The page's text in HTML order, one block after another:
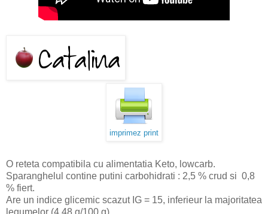
imprimez print
O reteta compatibila cu alimentatia Keto, lowcarb.
Sparanghelul contine putini carbohidrati : 2,5 % crud si 0,8
% fiert.
Are un indice glicemic scazut IG = 15, inferieur la majoritatea
legumelor (4,48 g/100 g).